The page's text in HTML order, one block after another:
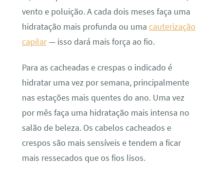
vento e poluição. A cada dois meses faça uma
hidratação mais profunda ou uma cauterização
capilar— isso dará mais força ao fio.
Para as cacheadas e crespas o indicado é
hidratar uma vez por semana, principalmente
nas estações mais quentes do ano. Uma vez
por mês faça uma hidratação mais intensa no
salão de beleza. Os cabelos cacheados e
crespos são mais sensíveis e tendem a ficar
mais ressecados que os fios lisos.